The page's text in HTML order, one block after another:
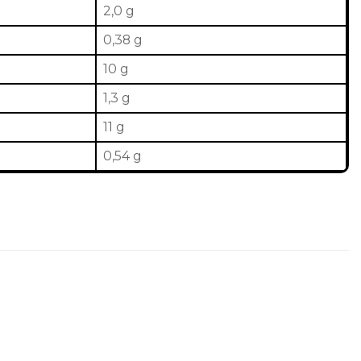
2,0 g
0,38 g
10 g
1,3 g
11 g
0,54 g